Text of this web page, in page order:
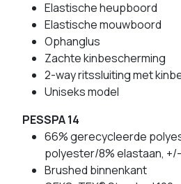
Elastische heupboord
Elastische mouwboord
Ophanglus
Zachte kinbescherming
2-way ritssluiting met
Uniseks model
PESSPA 14
66% gerecycleerde
polyester/8% elastaan,
Brushed binnenkant